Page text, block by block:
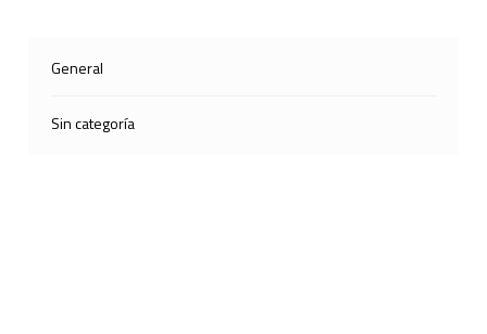
General
Sin categoría